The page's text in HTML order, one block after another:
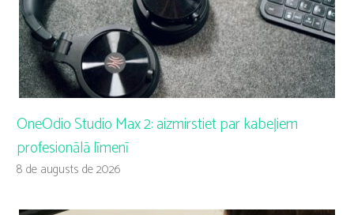
OneOdio Studio Max 2: aizmirstiet par kabeļiem
profesionālā līmenī
8 de augusts de 2026